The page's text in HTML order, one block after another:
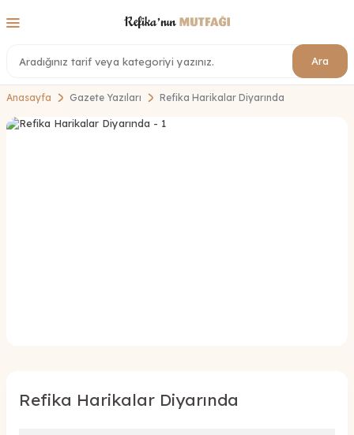
Ara
Anasayfa Gazete Yazıları Refika Harikalar Diyarında
Refika Harikalar Diyarında